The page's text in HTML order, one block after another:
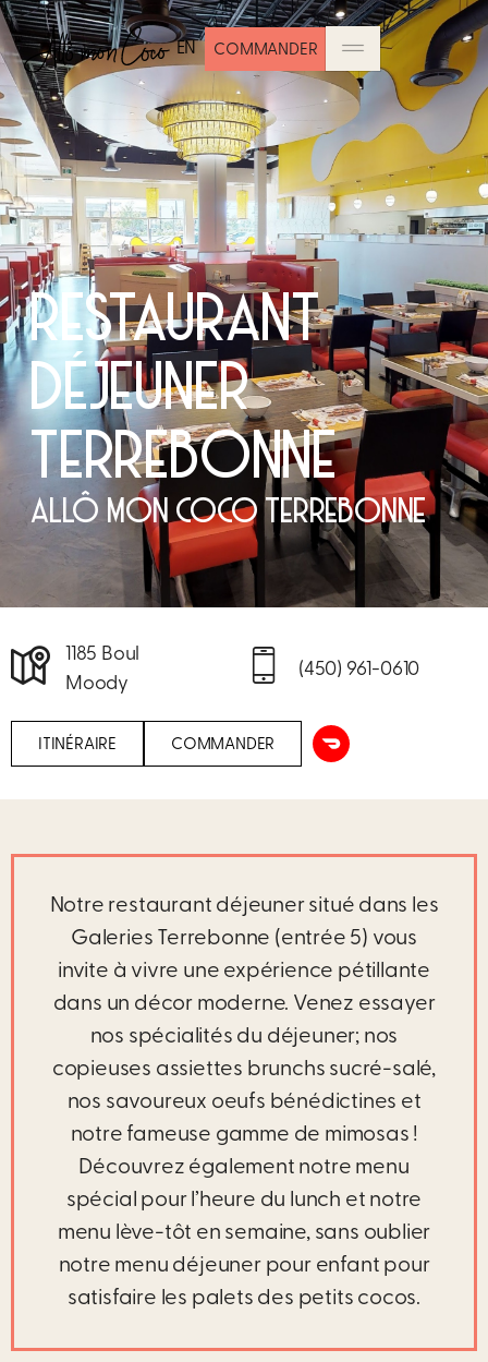
EN COMMANDER
RESTAURANT
DÉJEUNER
TERREBONNE
ALLÔ MON COCO TERREBONNE
1185 Boul
Moody
(450) 961-0610
ITINÉRAIRE COMMANDER
Notre restaurant déjeuner situé dans les
Galeries Terrebonne (entrée 5) vous
invite à vivre une expérience pétillante
dans un décor moderne. Venez essayer
nos spécialités du déjeuner; nos
copieuses assiettes brunchs sucré-salé,
nos savoureux oeufs bénédictines et
notre fameuse gamme de mimosas !
Découvrez également notre menu
spécial pour l’heure du lunch et notre
menu lève-tôt en semaine, sans oublier
notre menu déjeuner pour enfant pour
satisfaire les palets des petits cocos.